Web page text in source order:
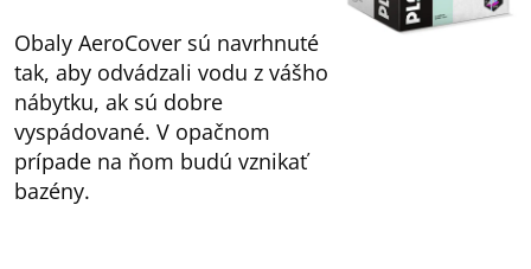
Obaly AeroCover sú navrhnuté
tak, aby odvádzali vodu z vášho
nábytku, ak sú dobre
vyspádované. V opačnom
prípade na ňom budú vznikať
bazény.